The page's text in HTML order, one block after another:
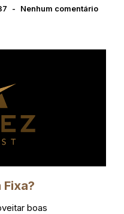
Nenhum comentário
boas